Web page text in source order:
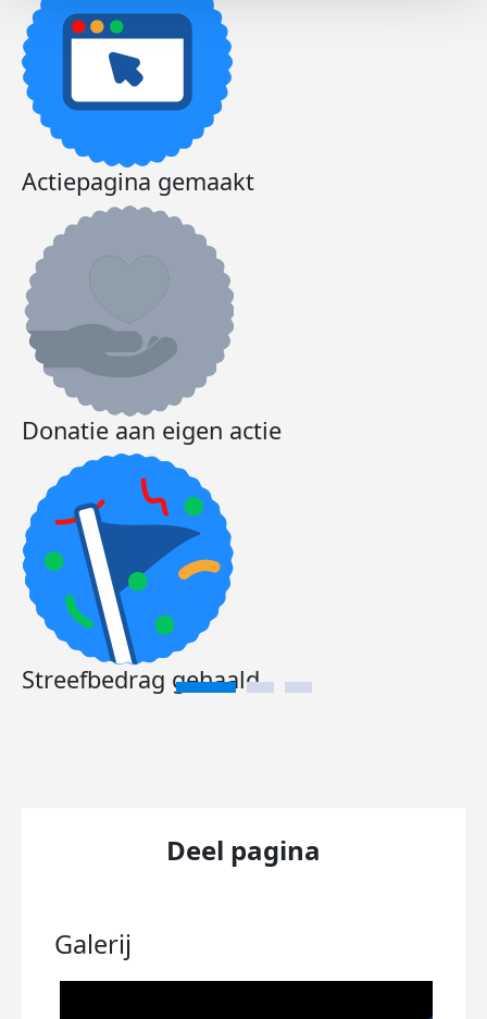
Actiepagina gemaakt
Donatie aan eigen actie
Streefbedrag gehaald
Deel pagina
Galerij